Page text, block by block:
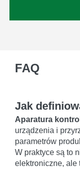
FAQ
Jak
Aparatura
urządzenia i
parametrów
W praktyce są to
elektroniczne, ale